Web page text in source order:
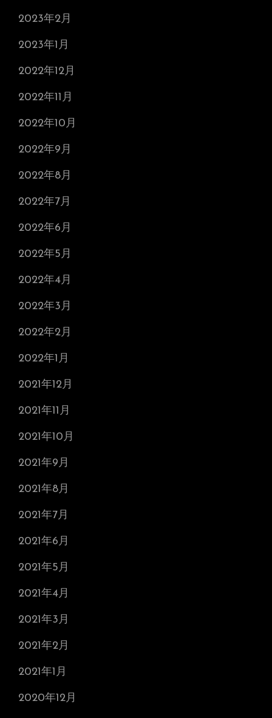
2023年2月
2023年1月
2022年12月
2022年11月
2022年10月
2022年9月
2022年8月
2022年7月
2022年6月
2022年5月
2022年4月
2022年3月
2022年2月
2022年1月
2021年12月
2021年11月
2021年10月
2021年9月
2021年8月
2021年7月
2021年6月
2021年5月
2021年4月
2021年3月
2021年2月
2021年1月
2020年12月